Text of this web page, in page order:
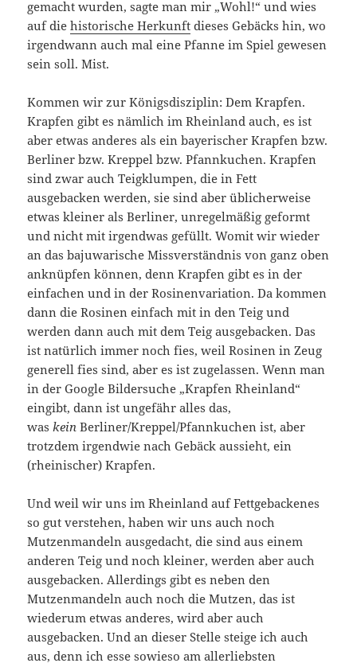
gemacht wurden, sagte man mir „Wohl!“ und wies
auf diehistorische Herkunft dieses Gebäcks hin, wo
irgendwann auch mal eine Pfanne im Spiel gewesen
sein soll. Mist.
Kommen wir zur Königsdisziplin: Dem Krapfen.
Krapfen gibt es nämlich im Rheinland auch, es ist
aber etwas anderes als ein bayerischer Krapfen bzw.
Berliner bzw. Kreppel bzw. Pfannkuchen. Krapfen
sind zwar auch Teigklumpen, die in Fett
ausgebacken werden, sie sind aber üblicherweise
etwas kleiner als Berliner, unregelmäßig geformt
und nicht mit irgendwas gefüllt. Womit wir wieder
an das bajuwarische Missverständnis von ganz oben
anknüpfen können, denn Krapfen gibt es in der
einfachen und in der Rosinenvariation. Da kommen
dann die Rosinen einfach mit in den Teig und
werden dann auch mit dem Teig ausgebacken. Das
ist natürlich immer noch fies, weil Rosinen in Zeug
generell fies sind, aber es ist zugelassen. Wenn man
in der Google Bildersuche „Krapfen Rheinland“
eingibt, dann ist ungefähr alles das,
waskein Berliner/Kreppel/Pfannkuchen ist, aber
trotzdem irgendwie nach Gebäck aussieht, ein
(rheinischer) Krapfen.
Und weil wir uns im Rheinland auf Fettgebackenes
so gut verstehen, haben wir uns auch noch
Mutzenmandeln ausgedacht, die sind aus einem
anderen Teig und noch kleiner, werden aber auch
ausgebacken. Allerdings gibt es neben den
Mutzenmandeln auch noch die Mutzen, das ist
wiederum etwas anderes, wird aber auch
ausgebacken. Und an dieser Stelle steige ich auch
aus, denn ich esse sowieso am allerliebsten